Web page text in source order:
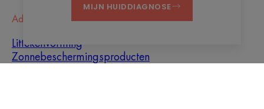
MIJN HUIDDIAGNOSE
Advies
Littekenvorming
Zonnebeschermingsproducten